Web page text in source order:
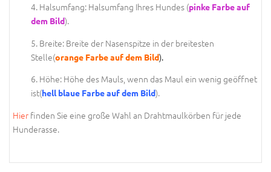
4. Halsumfang: Halsumfang Ihres Hundes (pinke Farbe auf
dem Bild).
5. Breite: Breite der Nasenspitze in der breitesten
Stelle(orange Farbe auf dem Bild).
6. Höhe: Höhe des Mauls, wenn das Maul ein wenig geöffnet
ist(hell blaue Farbe auf dem Bild).
Hier finden Sie eine große Wahl an Drahtmaulkörben für jede
Hunderasse.